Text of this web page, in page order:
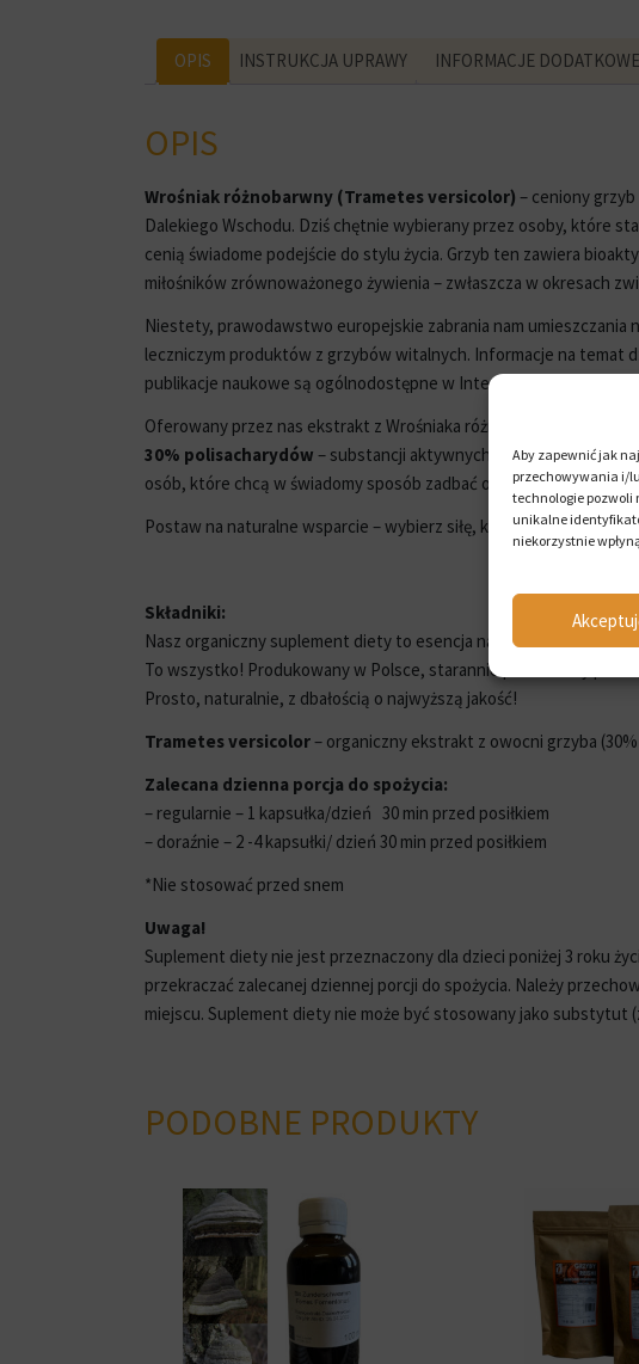
Aby zapewnić jak
przechowywania i/
technologie pozwoli
unikalne
niekorzystnie
OPIS INSTRUKCJA UPRAWY INFORMACJE DODATKOWE
OPIS
Wrośniak różnobarwny (Trametes versicolor) – ceniony
Dalekiego Wschodu. Dziś chętnie wybierany przez osoby, które
cenią świadome podejście do stylu życia. Grzyb ten zawiera
miłośników zrównoważonego żywienia – zwłaszcza w okresach
Niestety, prawodawstwo europejskie zabrania nam
leczniczym produktów z grzybów witalnych. Informacje na temat
publikacje naukowe są ogólnodostępne w Internecie.
Oferowany przez nas ekstrakt z Wrośniaka różnobarwnego to
30% polisacharydów – substancji aktywnych o
osób, które chcą w świadomy sposób zadbać o odporność i
Postaw na naturalne wsparcie – wybierz siłę, którą daje Wrośniak
Składniki:
Nasz organiczny suplement diety to esencja natury – w skład
To wszystko! Produkowany w Polsce, starannie przebadany pod
Prosto, naturalnie, z dbałością o najwyższą jakość!
Trametes versicolor– organiczny ekstrakt z owocni grzyba
Zalecana dzienna porcja do spożycia:
– regularnie – 1 kapsułka/dzień 30 min przed posiłkiem
– doraźnie – 2 -4 kapsułki/ dzień 30 min przed posiłkiem
*Nie stosować przed snem
Uwaga!
Suplement diety nie jest przeznaczony dla dzieci poniżej 3 roku
przekraczać zalecanej dziennej porcji do spożycia. Należy
miejscu. Suplement diety nie może być stosowany jako substytut
PODOBNE PRODUKTY